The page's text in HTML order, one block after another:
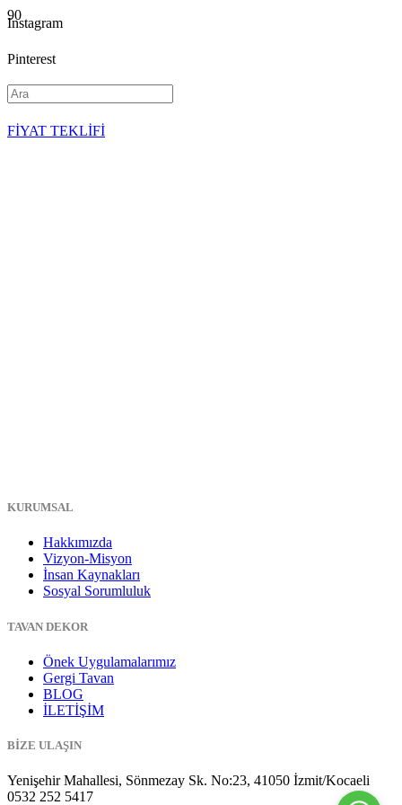
Instagram
Pinterest
YouTube
FİYAT TEKLİFİ
KURUMSAL
Hakkımızda
Vizyon-Misyon
İnsan Kaynakları
Sosyal Sorumluluk
TAVAN DEKOR
Önek Uygulamalarımız
Gergi Tavan
BLOG
İLETİŞİM
BİZE ULAŞIN
Yenişehir Mahallesi, Sönmezay Sk. No:23, 41050 İzmit/Kocaeli
0532 252 5417